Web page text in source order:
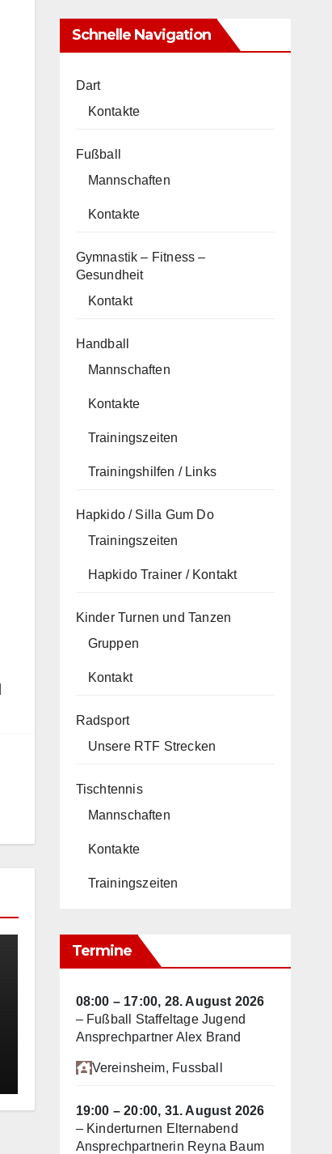
Schnelle Navigation
Dart
Kontakte
Fußball
Mannschaften
Kontakte
Gymnastik – Fitness –
Gesundheit
Kontakt
Handball
Mannschaften
Kontakte
Trainingszeiten
Trainingshilfen / Links
Hapkido / Silla Gum Do
Trainingszeiten
Hapkido Trainer / Kontakt
Kinder Turnen und Tanzen
Gruppen
Kontakt
Radsport
Unsere RTF Strecken
Tischtennis
Mannschaften
Kontakte
Trainingszeiten
Termine
08:00 – 17:00, 28. August 2026
– Fußball Staffeltage Jugend
Ansprechpartner Alex Brand
Vereinsheim, Fussball
19:00 – 20:00, 31. August 2026
– Kinderturnen Elternabend
Ansprechpartnerin Reyna Baum